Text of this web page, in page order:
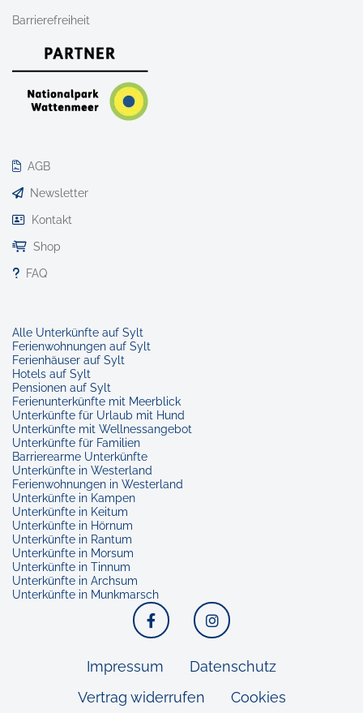
Barrierefreiheit
AGB
Newsletter
Kontakt
Shop
FAQ
Alle Unterkünfte auf Sylt
Ferienwohnungen auf Sylt
Ferienhäuser auf Sylt
Hotels auf Sylt
Pensionen auf Sylt
Ferienunterkünfte mit Meerblick
Unterkünfte für Urlaub mit Hund
Unterkünfte mit Wellnessangebot
Unterkünfte für Familien
Barrierearme Unterkünfte
Unterkünfte in Westerland
Ferienwohnungen in Westerland
Unterkünfte in Kampen
Unterkünfte in Keitum
Unterkünfte in Hörnum
Unterkünfte in Rantum
Unterkünfte in Morsum
Unterkünfte in Tinnum
Unterkünfte in Archsum
Unterkünfte in Munkmarsch
Facebook Instagram
Impressum
Datenschutz
Vertrag widerrufen
Cookies